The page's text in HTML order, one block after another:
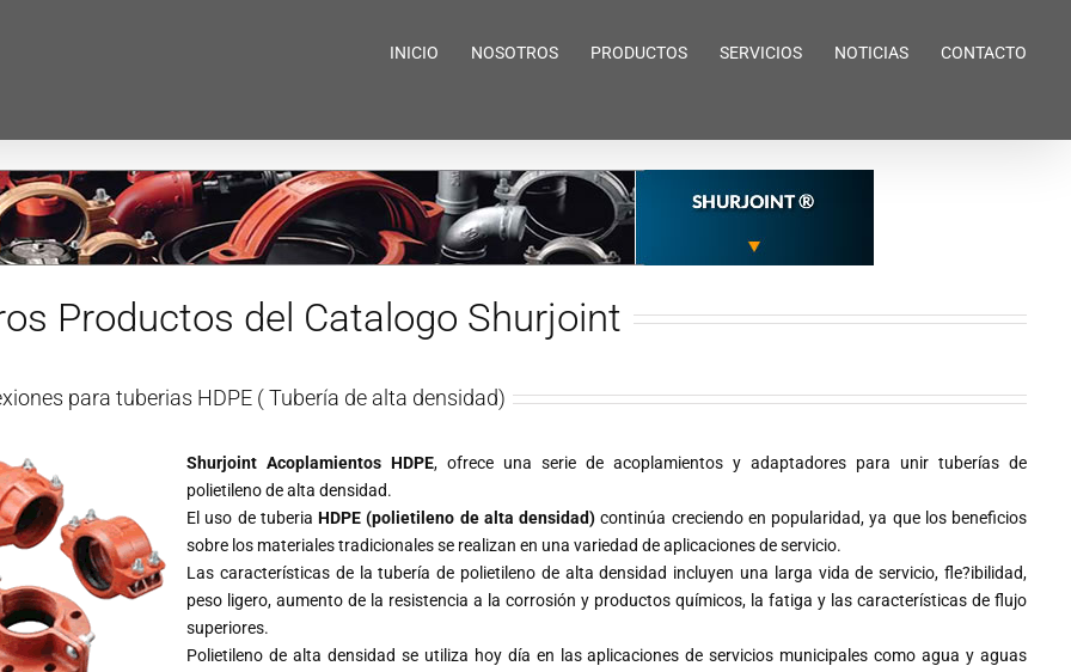
INICIO NOSOTROS PRODUCTOS SERVICIOS NOTICIAS CONTACTO
Inicio Otros Shurjoint
Productos del Catalogo Shurjoint
para tuberias HDPE ( Tubería de alta densidad)
Shurjoint Acoplamientos HDPE, ofrece una serie de acoplamientos y adaptadores para unir tuberías de
polietileno de alta densidad.
El uso de tuberiaHDPE (polietileno de alta densidad) continúa creciendo en popularidad, ya que los beneficios
sobre los materiales tradicionales se realizan en una variedad de aplicaciones de servicio.
Las características de la tubería de polietileno de alta densidad incluyen una larga vida de servicio, fle?ibilidad,
peso ligero, aumento de la resistencia a la corrosión y productos químicos, la fatiga y las características de flujo
superiores.
Polietileno de alta densidad se utiliza hoy día en las aplicaciones de servicios municipales como agua y aguas